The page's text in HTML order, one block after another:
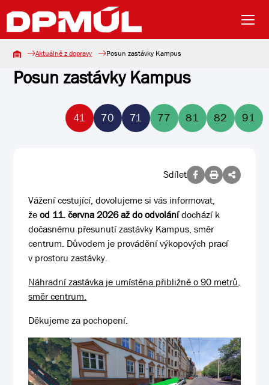
Aktuálně z dopravy Posun zastávky Kampus
Posun zastávky Kampus
41 70 71 77 81 82 91
Sdílet
Vážení cestující, dovolujeme si vás informovat,
žeod 11. června 2026 až do odvolánídochází k
dočasnému přesunutí zastávky Kampus, směr
centrum. Důvodem je provádění výkopových prací
v prostoru zastávky.
Náhradní zastávka je umístěna přibližně o 90 metrů,
směr centrum.
Děkujeme za pochopení.